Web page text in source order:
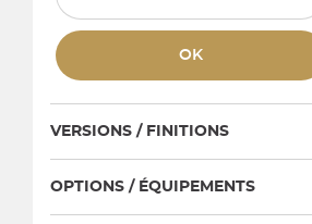
OK
VERSIONS / FINITIONS
OPTIONS / ÉQUIPEMENTS